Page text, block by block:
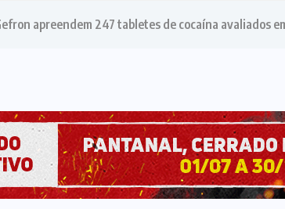
apreendem 247 tabletes de cocaína avaliados